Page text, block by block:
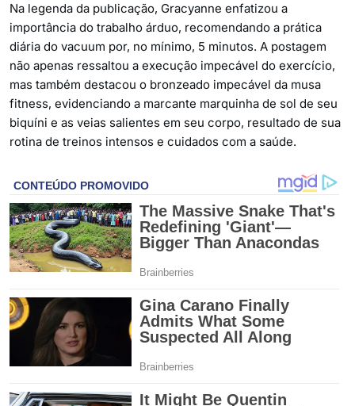
Na legenda da publicação, Gracyanne enfatizou a
importância do trabalho árduo, recomendando a prática
diária do vacuum por, no mínimo, 5 minutos. A postagem
não apenas ressaltou a execução impecável do exercício,
mas também destacou o bronzeado impecável da musa
fitness, evidenciando a marcante marquinha de sol de seu
biquíni e as veias salientes em seu corpo, resultado de sua
rotina de treinos intensos e cuidados com a saúde.